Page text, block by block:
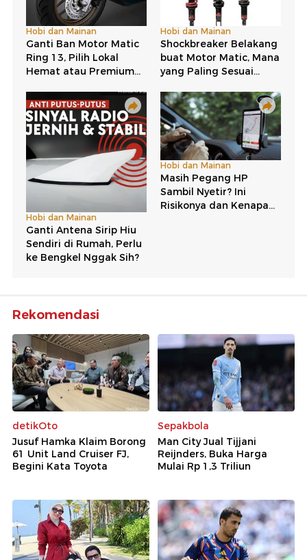
Rekomendasi
detikOto
Jusuf Hamka Klaim Borong
61 Unit Land Cruiser FJ,
Begini Kata Toyota
Sepakbola
Man City Jual Tijjani
Reijnders, Buka Harga
Mulai Rp 1,3 Triliun